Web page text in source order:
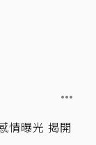
情曝光 揭開